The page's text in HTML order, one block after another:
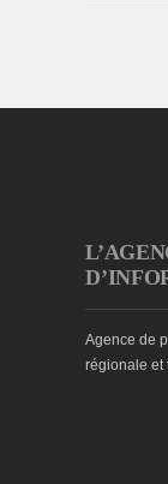
Agence de
régionale et